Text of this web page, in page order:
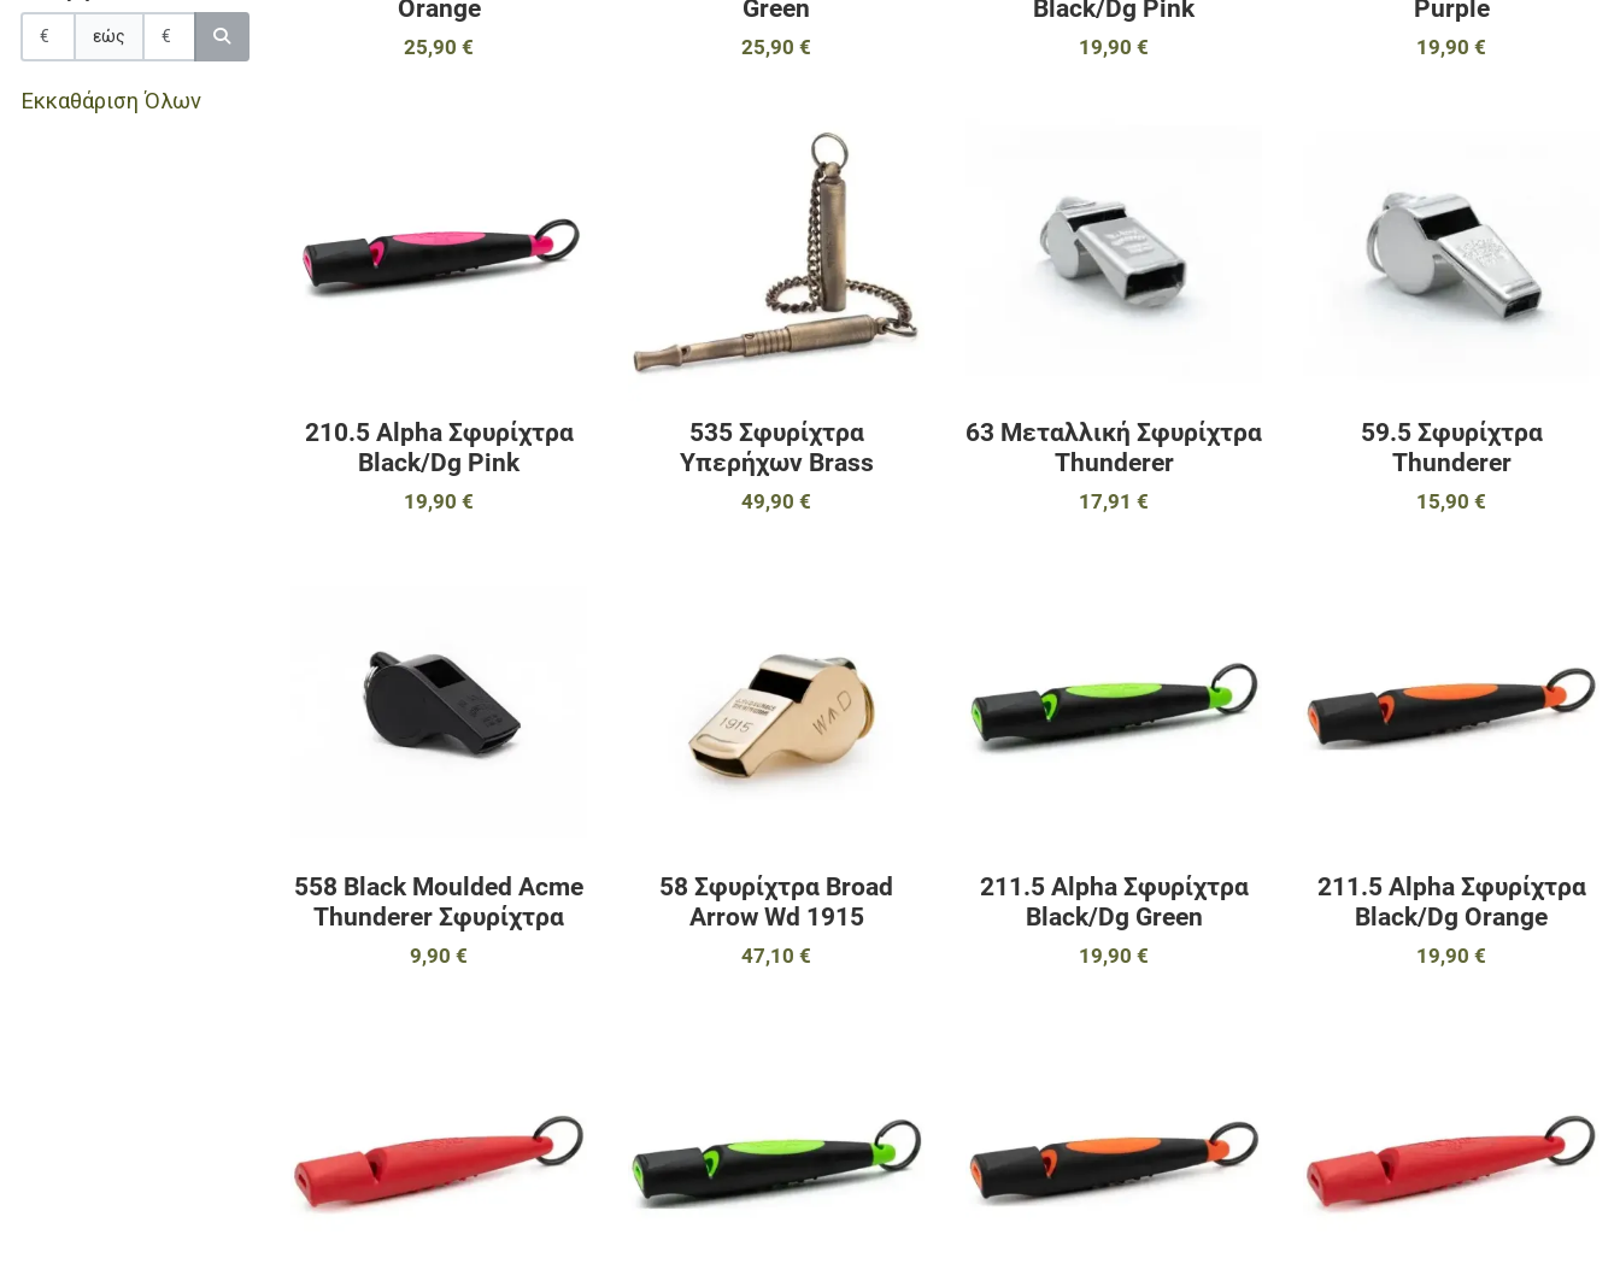
εώς
Εκκαθάριση Όλων
Orange
25,90 €
Green
25,90 €
Black/Dg Pink
19,90 €
Purple
19,90 €
Προσθήκη στα αγαπημένα
Προσθήκη για σύγκριση
210.5 Alpha Σφυρίχτρα
Black/Dg Pink
19,90 €
Γρήγορη ματιά
535 Σφυρίχτρα
Υπερήχων Brass
49,90 €
Γρήγορη ματιά
63 Μεταλλική Σφυρίχτρα
Thunderer
17,91 €
59.5 Σφυρίχτρα
Thunderer
15,90 €
558 Black Moulded Acme
Thunderer Σφυρίχτρα
9,90 €
Γρήγορη ματιά
58 Σφυρίχτρα Broad
Arrow Wd 1915
47,10 €
Γρήγορη ματιά
211.5 Alpha Σφυρίχτρα
Black/Dg Green
19,90 €
211.5 Alpha Σφυρίχτρα
Black/Dg Orange
19,90 €
Γρήγορη ματιά Γρήγορη ματιά Γρήγορη ματιά